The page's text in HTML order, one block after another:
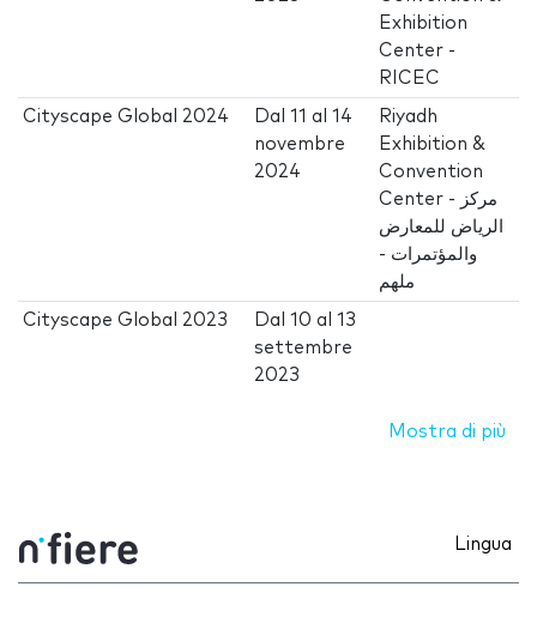
Exhibition
Center -
RICEC
Cityscape Global 2024 Dal11 al14
novembre
2024
Riyadh
Exhibition &
Convention
Center - مركز
الرياض للمعارض
والمؤتمرات -
ملهم
Cityscape Global 2023 Dal10 al13
settembre
2023
Mostra di più
Lingua